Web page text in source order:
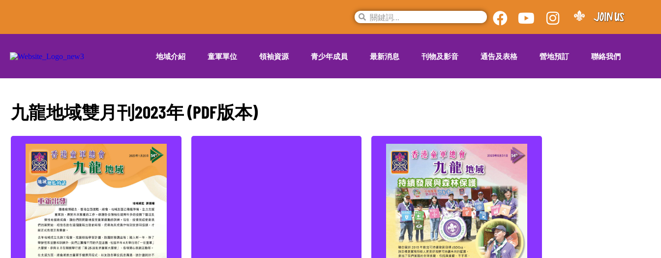
地域介紹 童軍單位 領袖資源 青少年成員 最新消息 刊物及影音 通告及表格 營地預訂 聯絡我們
九龍地域雙月刊2023年 (PDF版本)
2023年1月 2023年5月